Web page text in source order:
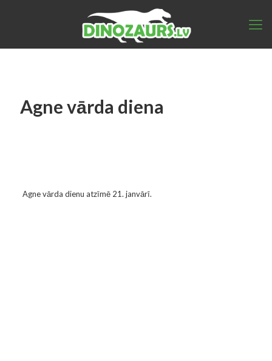
Agne vārda diena
Agne vārda dienu atzīmē 21. janvārī.